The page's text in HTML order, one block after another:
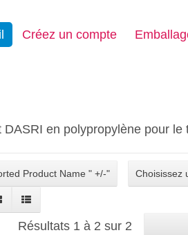
Créez un compte
DASRI en polypropylène pour
Product Name " +/-" Choisissez
Résultats 1 à 2 sur 2